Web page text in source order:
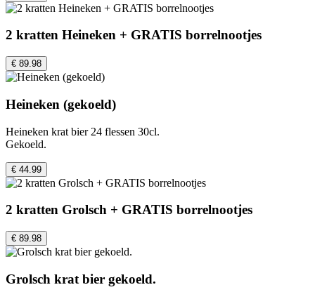
2 kratten Heineken + GRATIS borrelnootjes
€ 89.98
Heineken (gekoeld)
Heineken krat bier 24 flessen 30cl.
Gekoeld.
€ 44.99
2 kratten Grolsch + GRATIS borrelnootjes
€ 89.98
Grolsch krat bier gekoeld.